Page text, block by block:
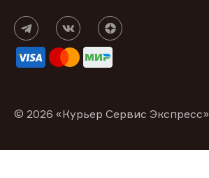
© 2026 «Курьер Сервис Экспресс»